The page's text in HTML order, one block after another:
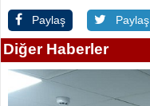
Paylaş Paylaş
Diğer Haberler